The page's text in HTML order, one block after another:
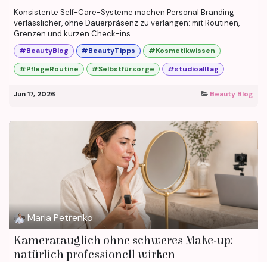
Konsistente Self-Care-Systeme machen Personal Branding
verlässlicher, ohne Dauerpräsenz zu verlangen: mit Routinen,
Grenzen und kurzen Check-ins.
#BeautyBlog #BeautyTipps
#Kosmetikwissen
#PflegeRoutine
#Selbstfürsorge #studioalltag
Jun 17, 2026 Beauty Blog
Maria Petrenko
Kameratauglich ohne schweres Make-up:
natürlich professionell wirken